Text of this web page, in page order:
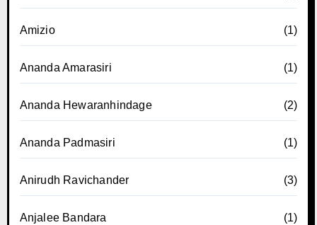
Amizio (1)
Ananda Amarasiri (1)
Ananda Hewaranhindage (2)
Ananda Padmasiri (1)
Anirudh Ravichander (3)
Anjalee Bandara (1)